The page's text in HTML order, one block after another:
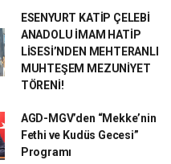
ESENYURT KATİP ÇELEBİ
ANADOLU İMAM HATİP
LİSESİ’NDEN MEHTERANLI
MUHTEŞEM MEZUNİYET
TÖRENİ!
AGD-MGV’den “Mekke’nin
Fethi ve Kudüs Gecesi”
Programı